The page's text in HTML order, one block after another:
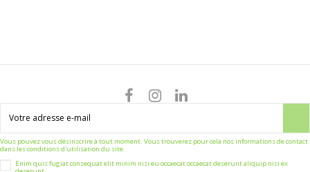
Vous pouvez vous désinscrire à tout moment. Vous trouverez pour cela nos informations de contact
dans les conditions d'utilisation du site.
Enim quis fugiat consequat elit minim nisi eu occaecat occaecat deserunt aliquip nisi ex